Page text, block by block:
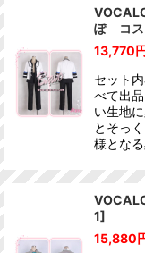
ぽ コス
13,770
セット
べて出
い生地
とそっ
様とな
1]
15,880